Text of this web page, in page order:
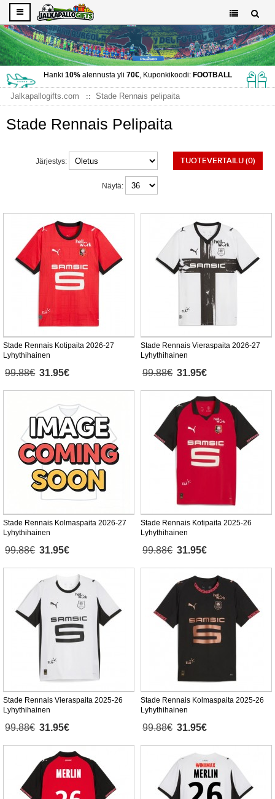
Hanki 10%alennusta yli 70€, Kuponkikoodi: FOOTBALL
Jalkapallogifts.com Stade Rennais pelipaita
Stade Rennais Pelipaita
TUOTEVERTAILU (0)
Järjestys:
Näytä:
Stade Rennais Kotipaita 2026-27
Lyhythihainen
99.88€ 31.95€
Stade Rennais Vieraspaita 2026-27
Lyhythihainen
99.88€ 31.95€
Stade Rennais Kolmaspaita 2026-27
Lyhythihainen
99.88€ 31.95€
Stade Rennais Kotipaita 2025-26
Lyhythihainen
99.88€ 31.95€
Stade Rennais Vieraspaita 2025-26
Lyhythihainen
99.88€ 31.95€
Stade Rennais Kolmaspaita 2025-26
Lyhythihainen
99.88€ 31.95€